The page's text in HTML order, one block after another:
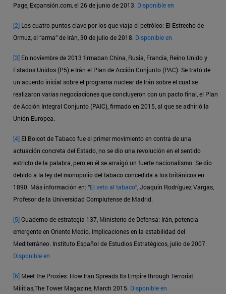
Page, Expansión.com, el 26 de junio de 2013. Disponible en
[2] Los cuatro puntos clave por los que viaja el petróleo: El Estrecho de
Ormuz, el “arma” de Irán, 30 de julio de 2018. Disponible en
[3] En noviembre de 2013 firmaban China, Rusia, Francia, Reino Unido y
Estados Unidos (P5) e Irán el Plan de Acción Conjunto (PAC). Se trató de
un acuerdo inicial sobre el programa nuclear de Irán sobre el cual se
realizaron varias negociaciones que concluyeron con un pacto final, el Plan
de Acción Integral Conjunto (PAIC), firmado en 2015, al que se adhirió la
Unión Europea.
[4] El Boicot de Tabaco fue el primer movimiento en contra de una
actuación concreta del Estado, no se dio una revolución en el sentido
estricto de la palabra, pero en él se arraigó un fuerte nacionalismo. Se dio
debido a la ley del monopolio del tabaco concedida a los británicos en
1890. Más información en: “El veto al tabaco”, Joaquín Rodríguez Vargas,
Profesor de la Universidad Complutense de Madrid.
[5]Cuaderno de estrategia 137, Ministerio de Defensa: Irán, potencia
emergente en Oriente Medio. Implicaciones en la estabilidad del
Mediterráneo. Instituto Español de Estudios Estratégicos, julio de 2007.
Disponible en
[6] Meet the Proxies: How Iran Spreads Its Empire through Terrorist
Militias,The Tower Magazine, March 2015. Disponible en